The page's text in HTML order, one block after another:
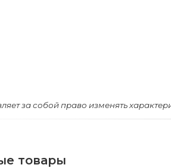
за собой право изменять
товары